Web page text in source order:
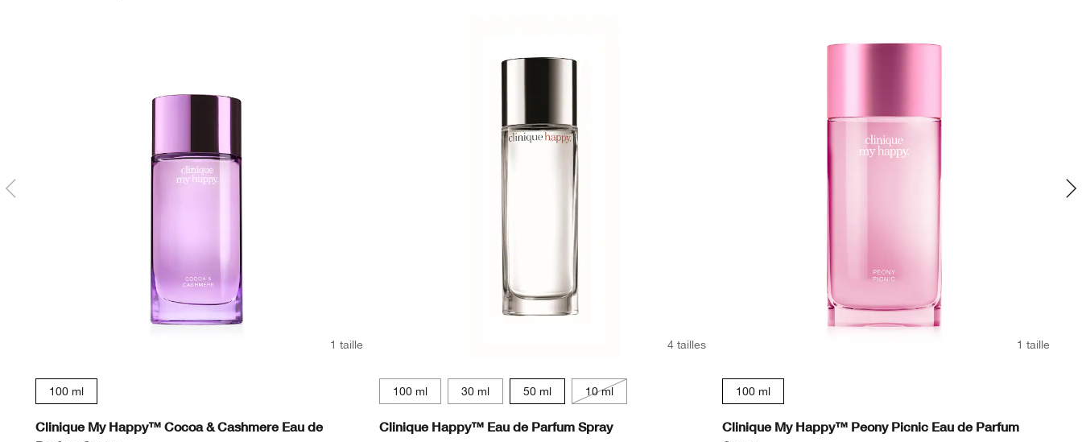
1 taille
100 ml
Clinique My Happy™ Cocoa & Cashmere Eau de
4 tailles
100 ml 30 ml 50 ml 10 ml
Clinique Happy™ Eau de Parfum Spray
1 taille
100 ml
Clinique My Happy™ Peony Picnic Eau de Parfum